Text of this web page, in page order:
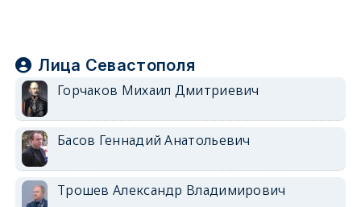
Лица Севастополя
Горчаков Михаил Дмитриевич
Басов Геннадий Анатольевич
Трошев Александр Владимирович